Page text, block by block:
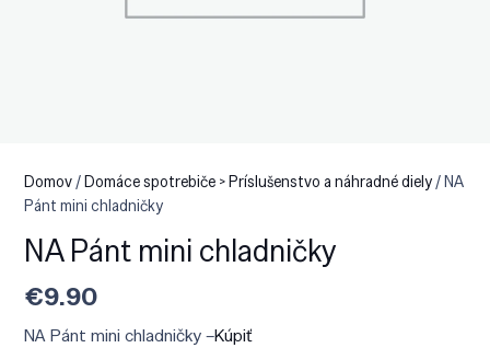
Domov/Domáce spotrebiče > Príslušenstvo a náhradné diely/ NA
Pánt mini chladničky
NA Pánt mini chladničky
€9.90
NA Pánt mini chladničky –Kúpiť